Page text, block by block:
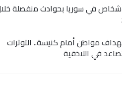
5 أشخاص في سوريا بحوادث منفصلة
مواطن أمام كنيسة.. التوترات
في اللاذقية